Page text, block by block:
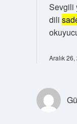
Sevgili
dili
Aralık